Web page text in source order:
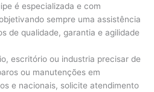
é especializada e com
sempre uma assistência
de qualidade, garantia e agilidade
escritório ou industria precisar de
ou manutenções em
e nacionais, solicite atendimento